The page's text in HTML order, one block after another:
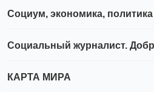
Социум, экономика, политика
Социальный журналист.
КАРТА МИРА